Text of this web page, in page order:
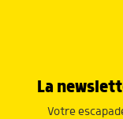
La
Votre